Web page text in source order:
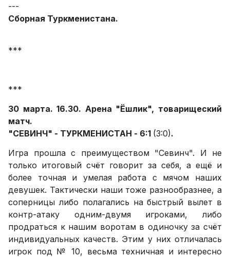
---
Сборная Туркменистана.
***
***
30 марта. 16.30. Арена "Ёшлик", товарищеский
матч.
"СЕВИНЧ" - ТУРКМЕНИСТАН - 6:1 (3:0).
Игра прошла с преимуществом "Севинч". И не
только итоговый счёт говорит за себя, а ещё и
более точная и умелая работа с мячом наших
девушек. Тактически наши тоже разнообразнее, а
соперницы либо полагались на быстрый вылет в
контр-атаку одним-двумя игроками, либо
продраться к нашим воротам в одиночку за счёт
индивидуальных качеств. Этим у них отличалась
игрок под № 10, весьма техничная и интересно